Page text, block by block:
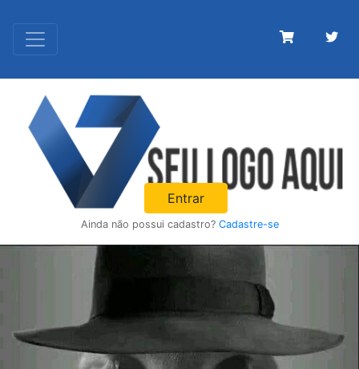
Entrar
Ainda não possui cadastro? Cadastre-se